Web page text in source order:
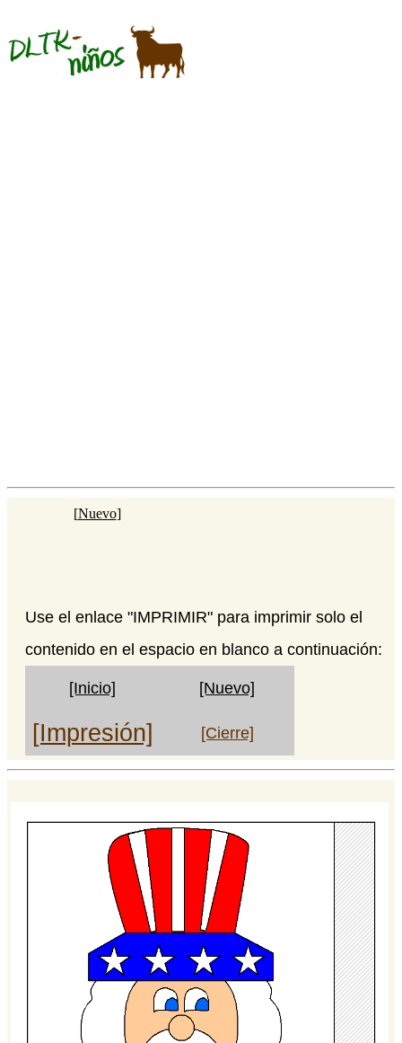
[Nuevo]
Use el enlace "IMPRIMIR" para imprimir solo el
contenido en el espacio en blanco a continuación:
[Inicio] [Nuevo]
[Impresión] [Cierre]